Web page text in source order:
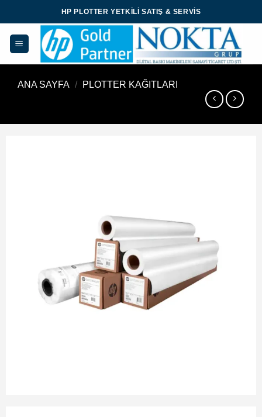
atla
HP PLOTTER YETKILI SATIŞ & SERVIS
ANA SAYFA / PLOTTER KAĞITLARI